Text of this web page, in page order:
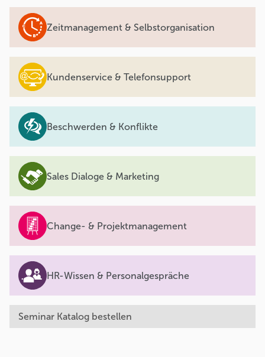
Zeitmanagement & Selbstorganisation
Kundenservice & Telefonsupport
Beschwerden & Konflikte
Sales Dialoge & Marketing
Change- & Projektmanagement
HR-Wissen & Personalgespräche
Seminar Katalog bestellen